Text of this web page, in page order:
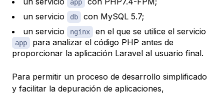
app
un servicio
db
con MySQL 5.7;
un servicio
nginx en el que se utilice el servicio
app
para analizar el código PHP antes de
proporcionar la aplicación Laravel al usuario final.
Para permitir un proceso de desarrollo simplificado
y facilitar la depuración de aplicaciones,